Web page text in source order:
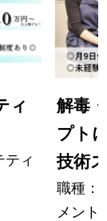
ィ
ィ
解毒
プト
技術
職種：
メント